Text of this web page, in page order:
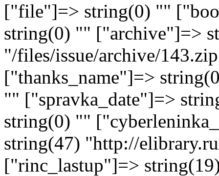
["file"]=> string(0) ""
string(0) "" ["archive"]=>
"/files/issue/archive/
["thanks_name"]=>
"" ["spravka_date"]=>
string(0) ""
string(47) "http://
["rinc_lastup"]=>